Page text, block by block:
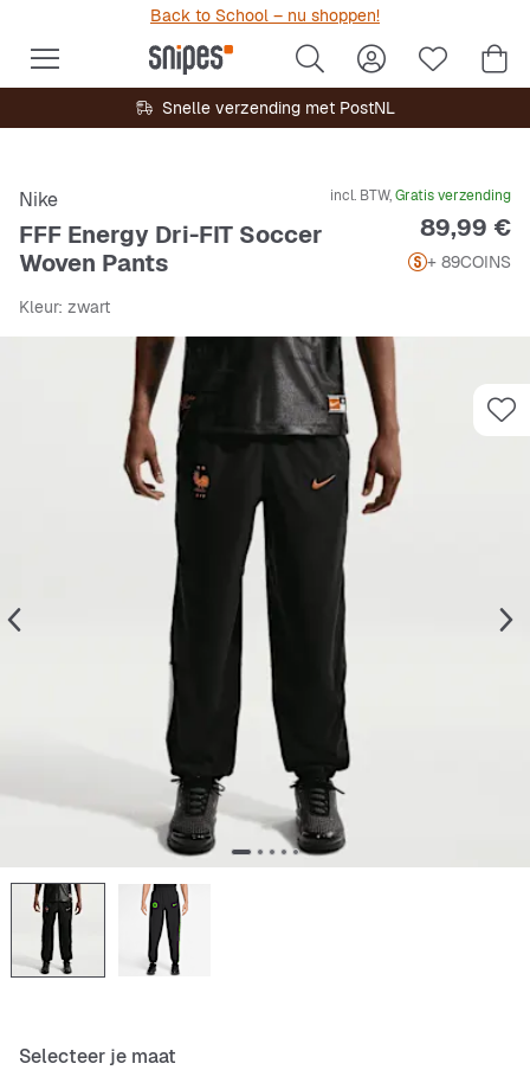
Back to School – nu shoppen!
Snelle verzending met PostNL
Nike
FFF Energy Dri-FIT Soccer
Woven Pants
incl. BTW,Gratis verzending
Prijs
89,99 €
+ 89COINS
Kleur: zwart
Selecteer je maat